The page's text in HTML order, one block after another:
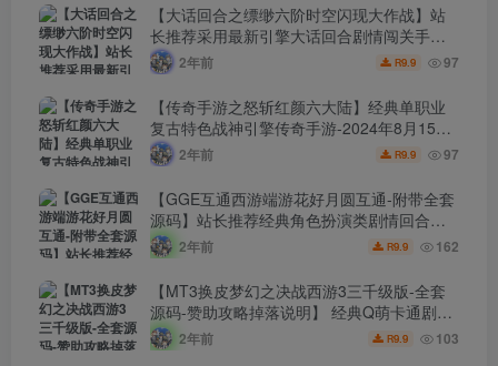
【大话回合之缥缈六阶时空闪现大作战】站
长推荐采用最新引擎大话回合剧情闯关手
游-2024年8月15日最新打包Linux服务端源码
视频架设教程-GM总运营管理后台-安卓苹果
IOS双端版本！
2年前 R9.9 97
【传奇手游之怒斩红颜六大陆】经典单职业
复古特色战神引擎传奇手游-2024年8月15日
最新打包Win服务端源码视频架设教程-新版
GM多功能网页授权物品后台-GM直冲网页后
台-安卓苹果IOS双端版本！
2年前 R9.9 97
【GGE互通西游端游花好月圆互通-附带全套
源码】站长推荐经典角色扮演类剧情回合端
游-2024年8月15日最新打包Win服务端源码
架设教程-全套源码-配套完整PC客户端-安卓
版本！
2年前 R9.9 162
【MT3换皮梦幻之决战西游3三千级版-全套
源码-赞助攻略掉落说明】 经典Q萌卡通剧情
人物回合动作手游-2024年8月14日最新打包
Linux服务端源码视频架设教程-多功能GM网
2年前 R9.9 103